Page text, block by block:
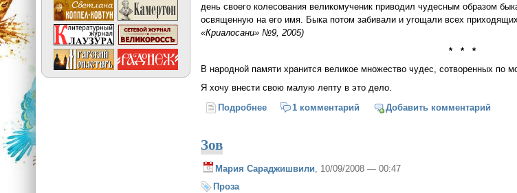
день своего колесования великомученик приводил чудесным образом
освященную на его имя. Быка потом забивали и угощали всех
«Криалосани» №9, 2005)
* * *
В народной памяти хранится великое множество чудес, сотворенных по
Я хочу внести свою малую лепту в это дело.
Подробнеео Святой Георгий, покровитель земли Иверской, моли
1 комментарий Добавить комментарий
Зов
Мария Сараджишвили , 10/09/2008 — 00:47
Проза